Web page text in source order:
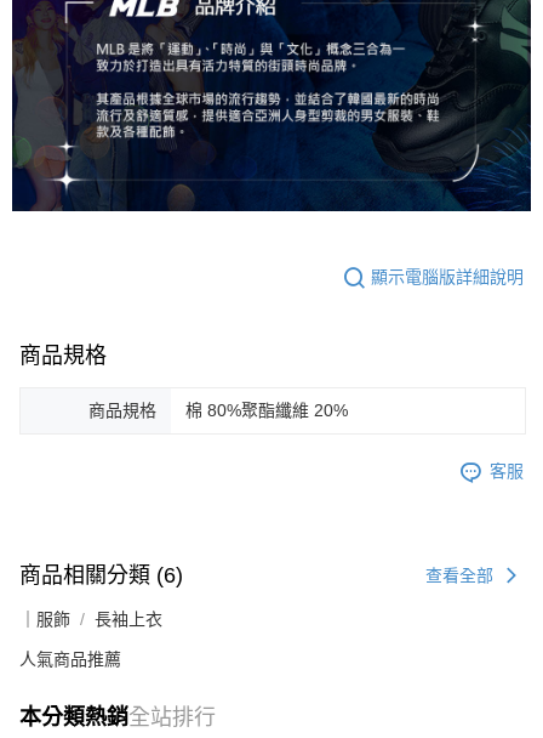
顯示電腦版詳細說明
商品規格
商品規格 棉 80%聚酯纖維 20%
客服
商品相關分類 (6) 查看全部
｜服飾 長袖上衣
人氣商品推薦
本分類熱銷全站排行